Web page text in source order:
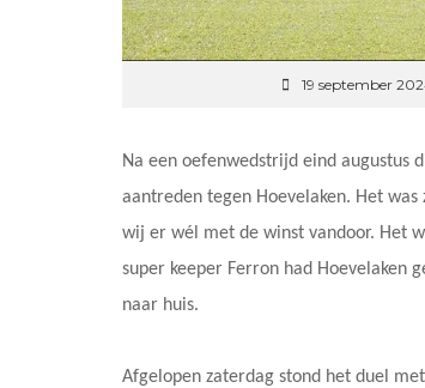
19 september
Na een oefenwedstrijd eind augustus
aantreden tegen Hoevelaken. Het
wij er wél met de winst vandoor. Het
super keeper Ferron had Hoevelaken
naar huis.
Afgelopen zaterdag stond het duel